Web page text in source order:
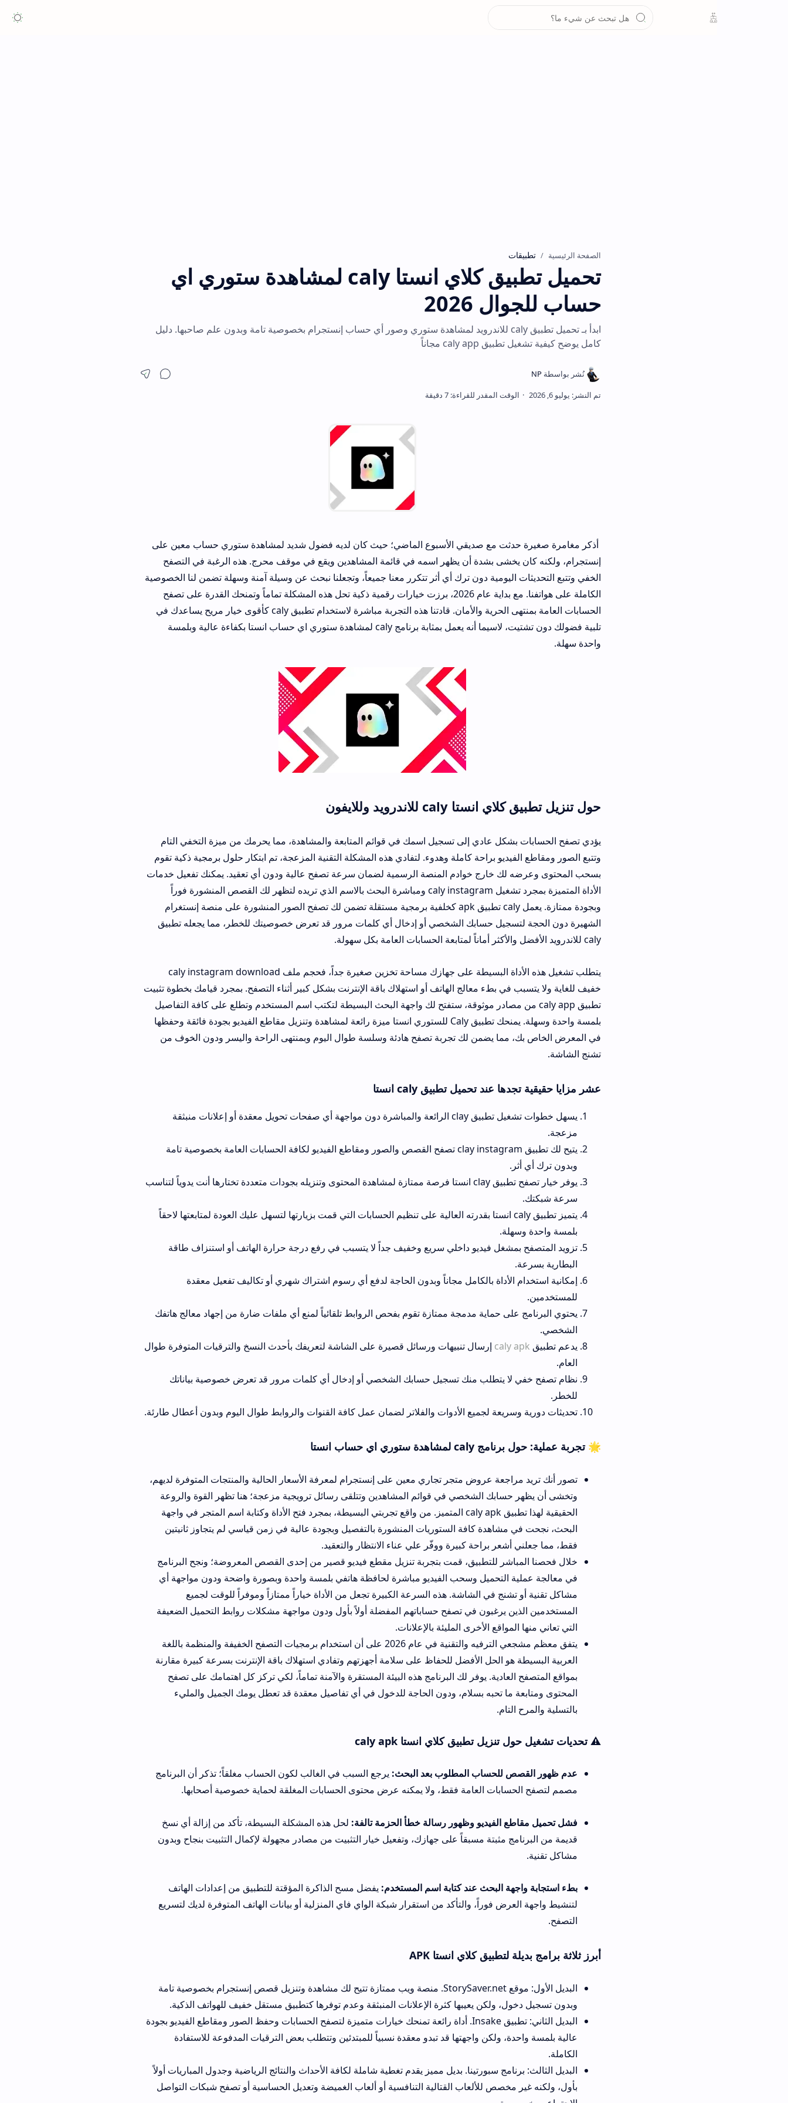
تطبيقات
تحميل تطبيق كلاي انستا caly لمشاهدة ستوري اي
حساب للجوال 2026
ابدأ بـ تحميل تطبيق caly للاندرويد لمشاهدة ستوري وصور أي حساب إنستجرام بخصوصية تامة وبدون علم صاحبها. دليل
كامل يوضح كيفية تشغيل تطبيق caly app مجاناً
أذكر مغامرة صغيرة حدثت مع صديقي الأسبوع الماضي؛ حيث كان لديه فضول شديد لمشاهدة ستوري حساب معين على
إنستجرام، ولكنه كان يخشى بشدة أن يظهر اسمه في قائمة المشاهدين ويقع في موقف محرج. هذه الرغبة في التصفح
الخفي وتتبع التحديثات اليومية دون ترك أي أثر تتكرر معنا جميعاً، وتجعلنا نبحث عن وسيلة آمنة وسهلة تضمن لنا الخصوصية
الكاملة على هواتفنا. مع بداية عام 2026، برزت خيارات رقمية ذكية تحل هذه المشكلة تماماً وتمنحك القدرة على تصفح
الحسابات العامة بمنتهى الحرية والأمان. قادتنا هذه التجربة مباشرة لاستخدام تطبيق caly كأقوى خيار مريح يساعدك في
تلبية فضولك دون تشتيت، لاسيما أنه يعمل بمثابة برنامج caly لمشاهدة ستوري اي حساب انستا بكفاءة عالية وبلمسة
حول تنزيل تطبيق كلاي انستا caly للاندرويد وللايفون
يؤدي تصفح الحسابات بشكل عادي إلى تسجيل اسمك في قوائم المتابعة والمشاهدة، مما يحرمك من ميزة التخفي التام
وتتبع الصور ومقاطع الفيديو براحة كاملة وهدوء. لتفادي هذه المشكلة التقنية المزعجة، تم ابتكار حلول برمجية ذكية تقوم
بسحب المحتوى وعرضه لك خارج خوادم المنصة الرسمية لضمان سرعة تصفح عالية ودون أي تعقيد. يمكنك تفعيل خدمات
الأداة المتميزة بمجرد تشغيل caly instagram ومباشرة البحث بالاسم الذي تريده لتظهر لك القصص المنشورة فوراً
وبجودة ممتازة. يعمل caly تطبيق apk كخلفية برمجية مستقلة تضمن لك تصفح الصور المنشورة على منصة إنستغرام
الشهيرة دون الحجة لتسجيل حسابك الشخصي أو إدخال أي كلمات مرور قد تعرض خصوصيتك للخطر، مما يجعله تطبيق
يتطلب تشغيل هذه الأداة البسيطة على جهازك مساحة تخزين صغيرة جداً، فحجم ملف caly instagram download
خفيف للغاية ولا يتسبب في بطء معالج الهاتف أو استهلاك باقة الإنترنت بشكل كبير أثناء التصفح. بمجرد قيامك بخطوة تثبيت
تطبيق caly app من مصادر موثوقة، ستفتح لك واجهة البحث البسيطة لتكتب اسم المستخدم وتطلع على كافة التفاصيل
بلمسة واحدة وسهلة. يمنحك تطبيق Caly للستوري انستا ميزة رائعة لمشاهدة وتنزيل مقاطع الفيديو بجودة فائقة وحفظها
في المعرض الخاص بك، مما يضمن لك تجربة تصفح هادئة وسلسة طوال اليوم وبمنتهى الراحة واليسر ودون الخوف من
عشر مزايا حقيقية تجدها عند تحميل تطبيق caly انستا
يسهل خطوات تشغيل تطبيق clay الرائعة والمباشرة دون مواجهة أي صفحات تحويل معقدة أو إعلانات منبثقة
يتيح لك تطبيق clay instagram تصفح القصص والصور ومقاطع الفيديو لكافة الحسابات العامة بخصوصية تامة
يوفر خيار تصفح تطبيق clay انستا فرصة ممتازة لمشاهدة المحتوى وتنزيله بجودات متعددة تختارها أنت يدوياً لتناسب
يتميز تطبيق caly انستا بقدرته العالية على تنظيم الحسابات التي قمت بزيارتها لتسهل عليك العودة لمتابعتها لاحقاً
بلمسة واحدة وسهلة.
تزويد المتصفح بمشغل فيديو داخلي سريع وخفيف جداً لا يتسبب في رفع درجة حرارة الهاتف أو استنزاف طاقة
إمكانية استخدام الأداة بالكامل مجاناً وبدون الحاجة لدفع أي رسوم اشتراك شهري أو تكاليف تفعيل معقدة
يحتوي البرنامج على حماية مدمجة ممتازة تقوم بفحص الروابط تلقائياً لمنع أي ملفات ضارة من إجهاد معالج هاتفك
caly apkإرسال تنبيهات ورسائل قصيرة على الشاشة لتعريفك بأحدث النسخ والترقيات المتوفرة طوال
نظام تصفح خفي لا يتطلب منك تسجيل حسابك الشخصي أو إدخال أي كلمات مرور قد تعرض خصوصية بياناتك
تحديثات دورية وسريعة لجميع الأدوات والفلاتر لضمان عمل كافة القنوات والروابط طوال اليوم وبدون أعطال طارئة.
🌟 تجربة عملية: حول برنامج caly لمشاهدة ستوري اي حساب انستا
تصور أنك تريد مراجعة عروض متجر تجاري معين على إنستجرام لمعرفة الأسعار الحالية والمنتجات المتوفرة لديهم،
وتخشى أن يظهر حسابك الشخصي في قوائم المشاهدين وتتلقى رسائل ترويجية مزعجة؛ هنا تظهر القوة والروعة
الحقيقية لهذا تطبيق caly apk المتميز. من واقع تجربتي البسيطة، بمجرد فتح الأداة وكتابة اسم المتجر في واجهة
البحث، نجحت في مشاهدة كافة الستوريات المنشورة بالتفصيل وبجودة عالية في زمن قياسي لم يتجاوز ثانيتين
فقط، مما جعلني أشعر براحة كبيرة ووفّر علي عناء الانتظار والتعقيد.
خلال فحصنا المباشر للتطبيق، قمت بتجربة تنزيل مقطع فيديو قصير من إحدى القصص المعروضة؛ ونجح البرنامج
في معالجة عملية التحميل وسحب الفيديو مباشرة لحافظة هاتفي بلمسة واحدة وبصورة واضحة ودون مواجهة أي
مشاكل تقنية أو تشنج في الشاشة. هذه السرعة الكبيرة تجعل من الأداة خياراً ممتازاً وموفراً للوقت لجميع
المستخدمين الذين يرغبون في تصفح حساباتهم المفضلة أولاً بأول ودون مواجهة مشكلات روابط التحميل الضعيفة
التي تعاني منها المواقع الأخرى المليئة بالإعلانات.
يتفق معظم مشجعي الترفيه والتقنية في عام 2026 على أن استخدام برمجيات التصفح الخفيفة والمنظمة باللغة
العربية البسيطة هو الحل الأفضل للحفاظ على سلامة أجهزتهم وتفادي استهلاك باقة الإنترنت بسرعة كبيرة مقارنة
بمواقع المتصفح العادية. يوفر لك البرنامج هذه البيئة المستقرة والآمنة تماماً، لكي تركز كل اهتمامك على تصفح
المحتوى ومتابعة ما تحبه بسلام، ودون الحاجة للدخول في أي تفاصيل معقدة قد تعطل يومك الجميل والمليء
بالتسلية والمرح التام.
⚠️ تحديات تشغيل حول تنزيل تطبيق كلاي انستا caly apk
عدم ظهور القصص للحساب المطلوب بعد البحث:يرجع السبب في الغالب لكون الحساب مغلقاً؛ تذكر أن البرنامج
مصمم لتصفح الحسابات العامة فقط، ولا يمكنه عرض محتوى الحسابات المغلقة لحماية خصوصية أصحابها.
فشل تحميل مقاطع الفيديو وظهور رسالة خطأ الحزمة تالفة: لحل هذه المشكلة البسيطة، تأكد من إزالة أي نسخ
قديمة من البرنامج مثبتة مسبقاً على جهازك، وتفعيل خيار التثبيت من مصادر مجهولة لإكمال التثبيت بنجاح وبدون
بطء استجابة واجهة البحث عند كتابة اسم المستخدم:يفضل مسح الذاكرة المؤقتة للتطبيق من إعدادات الهاتف
لتنشيط واجهة العرض فوراً، والتأكد من استقرار شبكة الواي فاي المنزلية أو بيانات الهاتف المتوفرة لديك لتسريع
أبرز ثلاثة برامج بديلة لتطبيق كلاي انستا APK
البديل الأول: موقع StorySaver.net. منصة ويب ممتازة تتيح لك مشاهدة وتنزيل قصص إنستجرام بخصوصية تامة
وبدون تسجيل دخول، ولكن يعيبها كثرة الإعلانات المنبثقة وعدم توفرها كتطبيق مستقل خفيف للهواتف الذكية.
البديل الثاني: تطبيق Insake. أداة رائعة تمنحك خيارات متميزة لتصفح الحسابات وحفظ الصور ومقاطع الفيديو بجودة
عالية بلمسة واحدة، ولكن واجهتها قد تبدو معقدة نسبياً للمبتدئين وتتطلب بعض الترقيات المدفوعة للاستفادة
البديل الثالث: برنامج سبورتينا. بديل مميز يقدم تغطية شاملة لكافة الأحداث والنتائج الرياضية وجدول المباريات أولاً
بأول، ولكنه غير مخصص للألعاب القتالية التنافسية أو ألعاب الغميضة وتعديل الحساسية أو تصفح شبكات التواصل